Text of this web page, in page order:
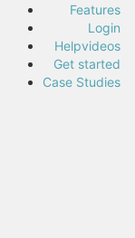
Features
Login
Helpvideos
Get started
Case Studies